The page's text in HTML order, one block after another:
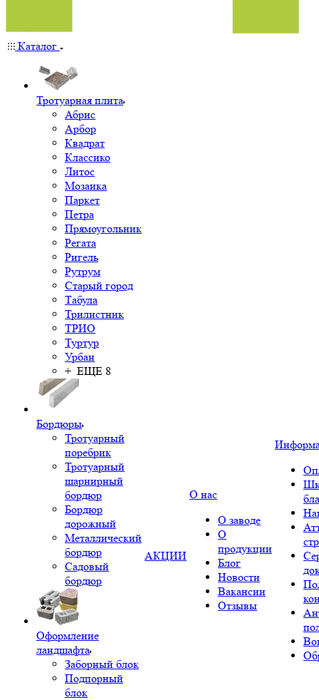
Каталог
Тротуарная плита
Абрис
Арбор
Квадрат
Классико
Литос
Мозаика
Паркет
Петра
Прямоугольник
Регата
Ригель
Рутрум
Старый город
Табула
Трилистник
ТРИО
Туртур
Урбан
+ ЕЩЕ 8
Бордюры
Тротуарный
поребрик
Тротуарный
шарнирный
бордюр
Бордюр
дорожный
Металлический
бордюр
Садовый
бордюр
Оформление
ландшафта
Заборный блок
Подпорный
блок
АКЦИИ
О нас
О заводе
О
продукции
Блог
Новости
Вакансии
Отзывы